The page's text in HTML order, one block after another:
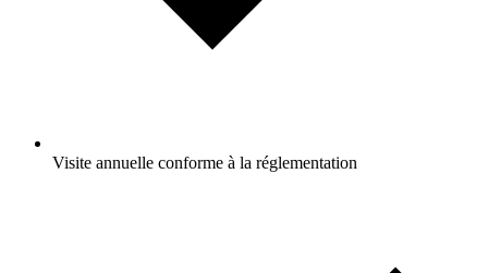
Visite annuelle conforme à la réglementation